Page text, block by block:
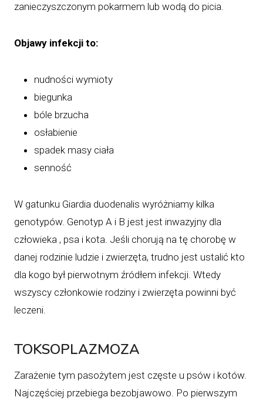
zanieczyszczonym pokarmem lub wodą do picia.
Objawy infekcji to:
nudności wymioty
biegunka
bóle brzucha
osłabienie
spadek masy ciała
senność
W gatunku Giardia duodenalis wyróżniamy kilka
genotypów. Genotyp A i B jest jest inwazyjny dla
człowieka , psa i kota. Jeśli chorują na tę chorobę w
danej rodzinie ludzie i zwierzęta, trudno jest ustalić kto
dla kogo był pierwotnym źródłem infekcji. Wtedy
wszyscy członkowie rodziny i zwierzęta powinni być
leczeni.
TOKSOPLAZMOZA
Zarażenie tym pasożytem jest częste u psów i kotów.
Najczęściej przebiega bezobjawowo. Po pierwszym